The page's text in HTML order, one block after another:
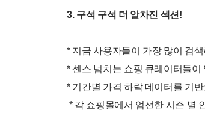
3. 구석 구석 더 알차진 섹션!
* 지금 사용자들이 가장 많이 검
* 센스 넘치는 쇼핑 큐레이터들
* 기간별 가격 하락 데이터를 기
* 각 쇼핑몰에서 엄선한 시즌 별